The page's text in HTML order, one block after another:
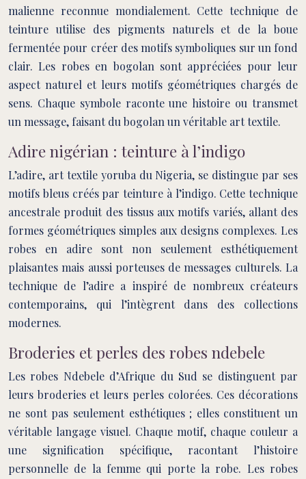
malienne reconnue mondialement. Cette technique de
teinture utilise des pigments naturels et de la boue
fermentée pour créer des motifs symboliques sur un fond
clair. Les robes en bogolan sont appréciées pour leur
aspect naturel et leurs motifs géométriques chargés de
sens. Chaque symbole raconte une histoire ou transmet
un message, faisant du bogolan un véritable art textile.
Adire nigérian : teinture à l’indigo
L’adire, art textile yoruba du Nigeria, se distingue par ses
motifs bleus créés par teinture à l’indigo. Cette technique
ancestrale produit des tissus aux motifs variés, allant des
formes géométriques simples aux designs complexes. Les
robes en adire sont non seulement esthétiquement
plaisantes mais aussi porteuses de messages culturels. La
technique de l’adire a inspiré de nombreux créateurs
contemporains, qui l’intègrent dans des collections
modernes.
Broderies et perles des robes ndebele
Les robes Ndebele d’Afrique du Sud se distinguent par
leurs broderies et leurs perles colorées. Ces décorations
ne sont pas seulement esthétiques ; elles constituent un
véritable langage visuel. Chaque motif, chaque couleur a
une signification spécifique, racontant l’histoire
personnelle de la femme qui porte la robe. Les robes